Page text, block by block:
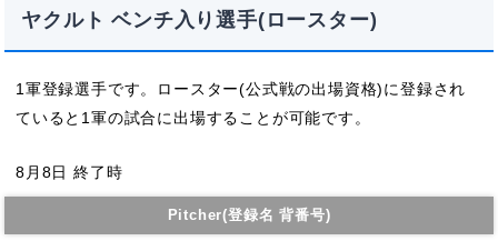
ヤクルト ベンチ入り選手(ロースター)
1軍登録選手です。ロースター(公式戦の出場資格)に登録され
ていると1軍の試合に出場することが可能です。
8月8日 終了時
Pitcher(登録名 背番号)